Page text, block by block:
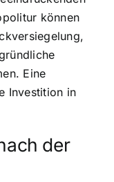
können
Eine
Investition in
der